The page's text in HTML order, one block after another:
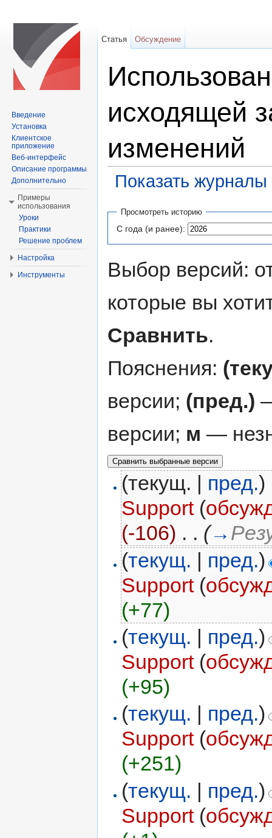
исходящей
изменений
Показать
Просмотреть историю
С года (и ранее):
Выбор версий:
которые вы
Сравнить.
Пояснения:
версии; (пред.)
версии; м —
(текущ. | пред.)
Support (
(-106) . . (→
(текущ. | пред.)
Support (
(+77)
(текущ. | пред.)
Support (
(+95)
(текущ. | пред.)
Support (
(+251)
(текущ. | пред.)
Support (
Статья Обсуждение
Введение
Установка
Клиентское
приложение
Веб-интерфейс
Описание программы
Дополнительно
Примеры
использования
Уроки
Практики
Решение проблем
Настройка
Инструменты